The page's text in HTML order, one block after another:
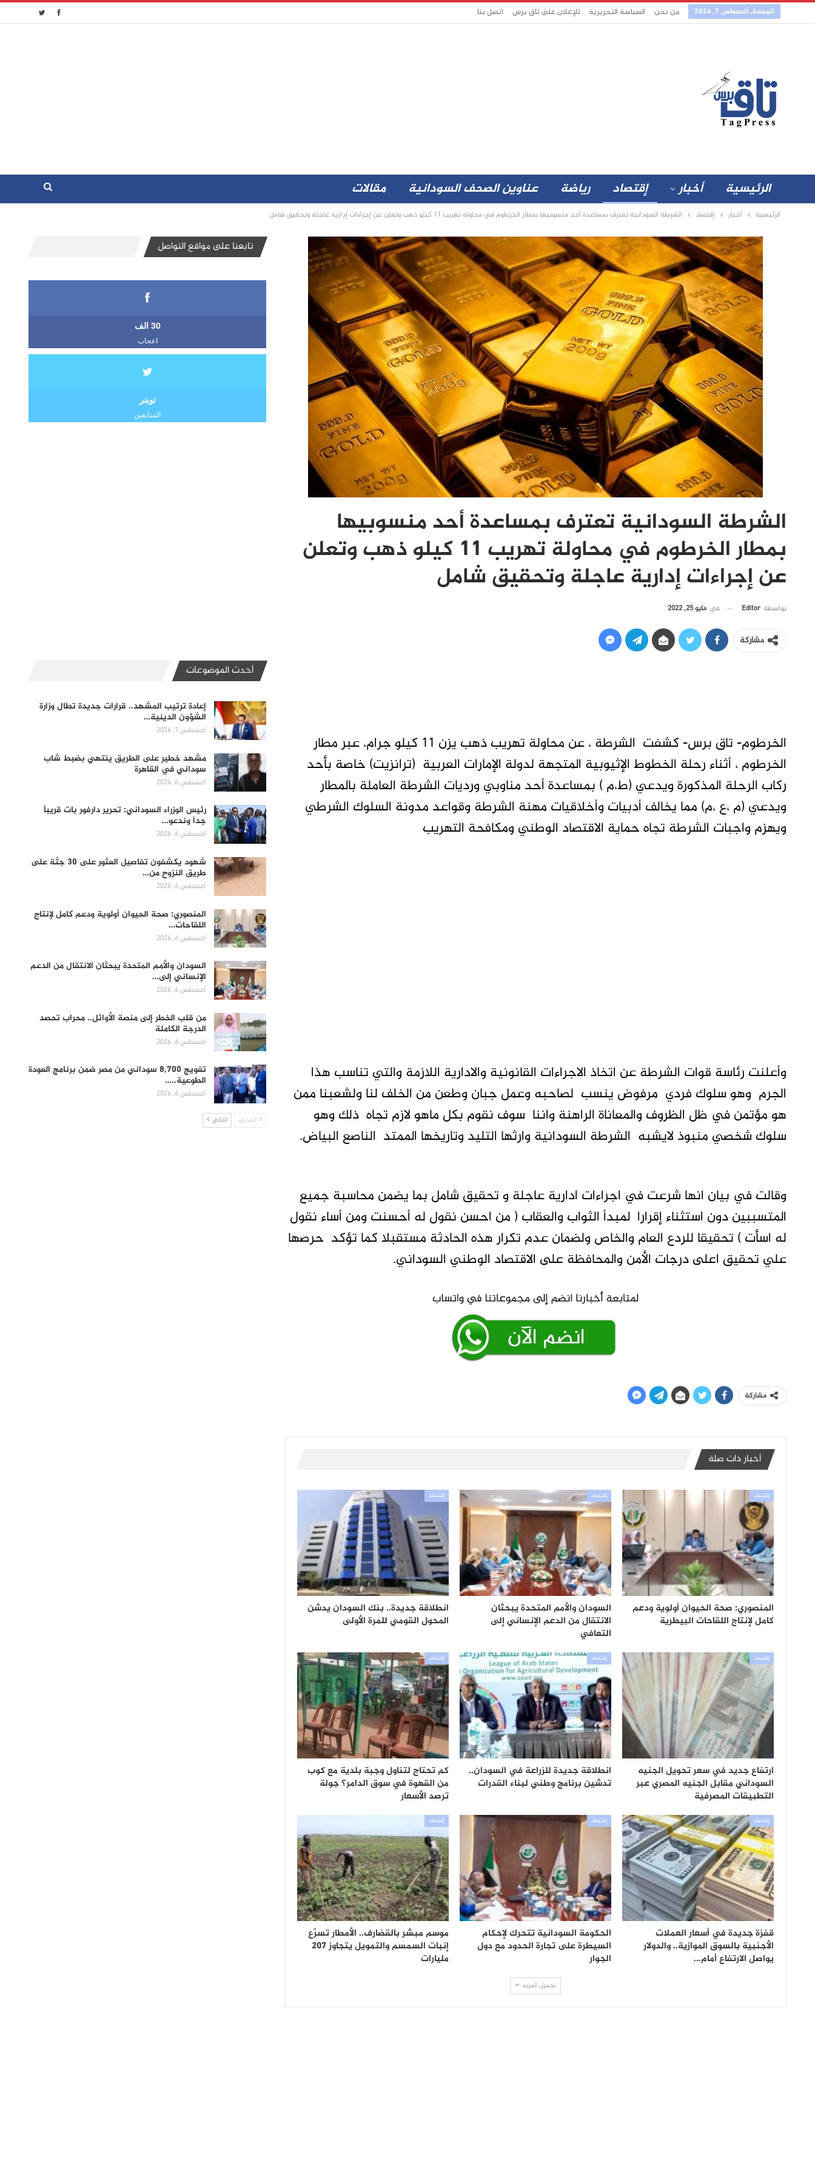
الجمعة, أغسطس 7, 2026 من نحن السياسة التحريرية للإعلان على تاق برس اتصل بنا
الرئيسية أخبار إقتصاد رياضة عناوين الصحف السودانية مقالات
الرئيسية أخبار إقتصاد الشرطة السودانية تعترف بمساعدة أحد منسوبيها بمطار الخرطوم في محاولة تهريب 11 كيلو ذهب وتعلن عن إجراءات إدارية عاجلة وتحقيق شامل
الشرطة السودانية تعترف بمساعدة أحد منسوبيها
بمطار الخرطوم في محاولة تهريب 11 كيلو ذهب وتعلن
عن إجراءات إدارية عاجلة وتحقيق شامل
بواسطة Editor في مايو 25, 2022
مشاركة
الخرطوم- تاق برس- كشفت الشرطة ، عن محاولة تهريب ذهب يزن 11 كيلو جرام، عبر مطار
الخرطوم ، أثناء رحلة الخطوط الإثيوبية المتجهة لدولة الإمارات العربية (ترانزيت) خاصة بأحد
ركاب الرحلة المذكورة ويدعي (ط،م ) بمساعدة أحد مناوبي ورديات الشرطة العاملة بالمطار
ويدعي (م ،ع ،م) مما يخالف أدبيات وأخلاقيات مهنة الشرطة وقواعد مدونة السلوك الشرطي
ويهزم واجبات الشرطة تجاه حماية الاقتصاد الوطني ومكافحة التهريب
وأعلنت رئاسة قوات الشرطة عن اتخاذ الاجراءات القانونية والادارية اللازمة والتي تناسب هذا
الجرم وهو سلوك فردي مرفوض ينسب لصاحبه وعمل جبان وطعن من الخلف لنا ولشعبنا ممن
هو مؤتمن في ظل الظروف والمعاناة الراهنة واننا سوف نقوم بكل ماهو لازم تجاه ذلك وهو
سلوك شخصي منبوذ لايشبه الشرطة السودانية وارثها التليد وتاريخها الممتد الناصع البياض.
وقالت في بيان انها شرعت في اجراءات ادارية عاجلة و تحقيق شامل بما يضمن محاسبة جميع
المتسببين دون استثناء إقرارا لمبدأ الثواب والعقاب ( من احسن نقول له أحسنت ومن أساء نقول
له اسأت ) تحقيقا للردع العام والخاص ولضمان عدم تكرار هذه الحادثة مستقبلا كما تؤكد حرصها
علي تحقيق اعلى درجات الأمن والمحافظة على الاقتصاد الوطني السوداني.
مشاركة
أخبار ذات صلة
إقتصاد
المنصوري: صحة الحيوان أولوية ودعم
كامل لإنتاج اللقاحات البيطرية
إقتصاد
السودان والأمم المتحدة يبحثان
الانتقال من الدعم الإنساني إلى
التعافي
إقتصاد
انطلاقة جديدة.. بنك السودان يدشن
المحول القومي للمرة الأولى
إقتصاد
ارتفاع جديد في سعر تحويل الجنيه
السوداني مقابل الجنيه المصري عبر
التطبيقات المصرفية
إقتصاد
انطلاقة جديدة للزراعة في السودان..
تدشين برنامج وطني لبناء القدرات
إقتصاد
كم تحتاج لتناول وجبة بلدية مع كوب
من القهوة في سوق الدامر؟ جولة
ترصد الأسعار
إقتصاد
قفزة جديدة في أسعار العملات
الأجنبية بالسوق الموازية.. والدولار
يواصل الارتفاع أمام…
إقتصاد
الحكومة السودانية تتحرك لإحكام
السيطرة على تجارة الحدود مع دول
الجوار
إقتصاد
موسم مبشر بالقضارف.. الأمطار تسرّع
إنبات السمسم والتمويل يتجاوز 207
مليارات
تحميل المزيد
تابعنا على مواقع التواصل
30 الف
اعجاب
تويتر
المتابعين
أحدث الموضوعات
إعادة ترتيب المشهد.. قرارات جديدة تطال وزارة
الشؤون الدينية…
أغسطس 7, 2026
مشهد خطير على الطريق ينتهي بضبط شاب
سوداني في القاهرة
أغسطس 6, 2026
رئيس الوزراء السوداني: تحرير دارفور بات قريباً
جداً وندعو…
أغسطس 6, 2026
شهود يكشفون تفاصيل العثور على 30 جثة على
طريق النزوح من…
أغسطس 6, 2026
المنصوري: صحة الحيوان أولوية ودعم كامل لإنتاج
اللقاحات…
أغسطس 6, 2026
السودان والأمم المتحدة يبحثان الانتقال من الدعم
الإنساني إلى…
أغسطس 6, 2026
من قلب الخطر إلى منصة الأوائل.. محراب تحصد
الدرجة الكاملة
أغسطس 6, 2026
تفويج 8,700 سوداني من مصر ضمن برنامج العودة
الطوعية..…
أغسطس 6, 2026
السابق التالي